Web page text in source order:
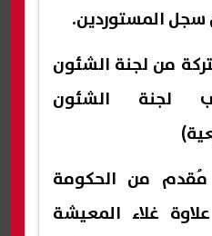
من لجنة الشئون
لجنة الشئون
من الحكومة
غلاء المعيشة